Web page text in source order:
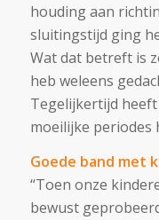
houding aan
sluitingstijd ging
Wat dat betreft is
heb weleens
Tegelijkertijd
moeilijke periodes
Goede band met
“Toen onze
bewust